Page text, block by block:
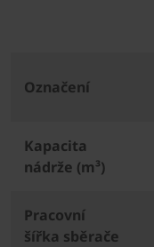
Označení
Kapacita
nádrže (m³)
Pracovní
šířka sběrače